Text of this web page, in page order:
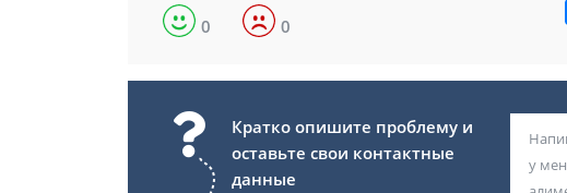
0 0
Кратко опишите проблему и
оставьте свои контактные
данные